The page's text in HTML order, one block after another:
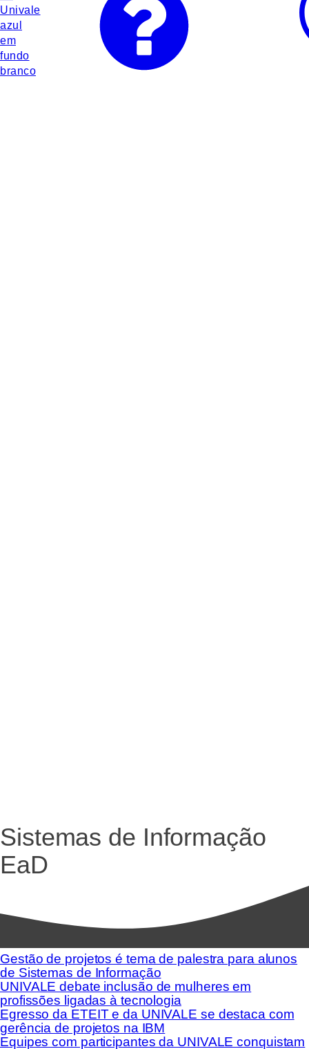
Sistemas de Informação
EaD
Gestão de projetos é tema de palestra para alunos
de Sistemas de Informação
UNIVALE debate inclusão de mulheres em
profissões ligadas à tecnologia
Egresso da ETEIT e da UNIVALE se destaca com
gerência de projetos na IBM
Equipes com participantes da UNIVALE conquistam